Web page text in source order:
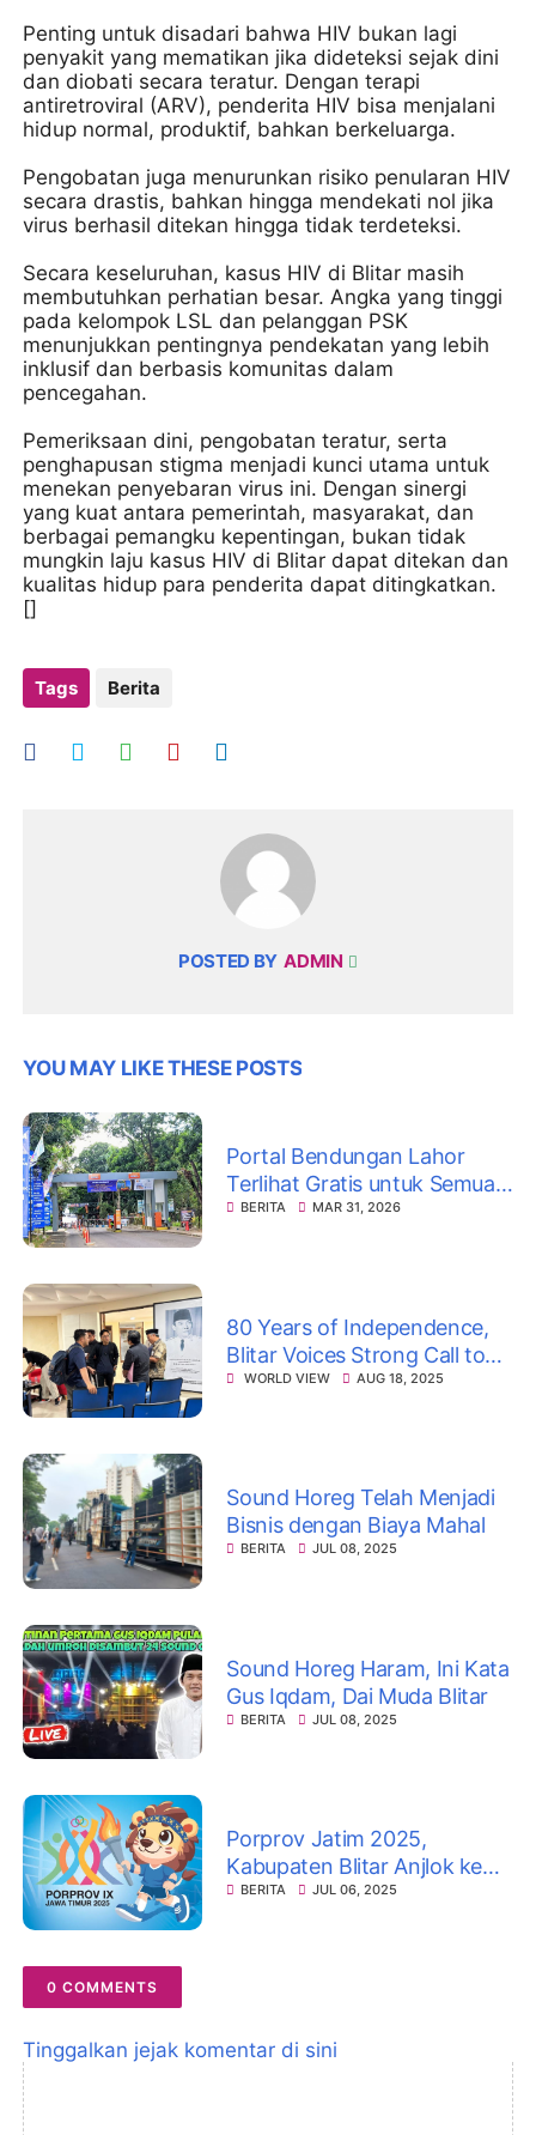
Penting untuk disadari bahwa HIV bukan lagi
penyakit yang mematikan jika dideteksi sejak dini
dan diobati secara teratur. Dengan terapi
antiretroviral (ARV), penderita HIV bisa menjalani
hidup normal, produktif, bahkan berkeluarga.
Pengobatan juga menurunkan risiko penularan HIV
secara drastis, bahkan hingga mendekati nol jika
virus berhasil ditekan hingga tidak terdeteksi.
Secara keseluruhan, kasus HIV di Blitar masih
membutuhkan perhatian besar. Angka yang tinggi
pada kelompok LSL dan pelanggan PSK
menunjukkan pentingnya pendekatan yang lebih
inklusif dan berbasis komunitas dalam
pencegahan.
Pemeriksaan dini, pengobatan teratur, serta
penghapusan stigma menjadi kunci utama untuk
menekan penyebaran virus ini. Dengan sinergi
yang kuat antara pemerintah, masyarakat, dan
berbagai pemangku kepentingan, bukan tidak
mungkin laju kasus HIV di Blitar dapat ditekan dan
kualitas hidup para penderita dapat ditingkatkan.
[]
Tags Berita
POSTED BY ADMIN
YOU MAY LIKE THESE POSTS
Portal Bendungan Lahor
Terlihat Gratis untuk Semua!
Polemik Panjang Berujung
BERITA MAR 31, 2026
80 Years of Independence,
Blitar Voices Strong Call to
Fight Corruption
WORLD VIEW AUG 18, 2025
Sound Horeg Telah Menjadi
Bisnis dengan Biaya Mahal
BERITA JUL 08, 2025
Sound Horeg Haram, Ini Kata
Gus Iqdam, Dai Muda Blitar
BERITA JUL 08, 2025
Porprov Jatim 2025,
Kabupaten Blitar Anjlok ke
Peringkat 14
BERITA JUL 06, 2025
0 COMMENTS
Tinggalkan jejak komentar di sini